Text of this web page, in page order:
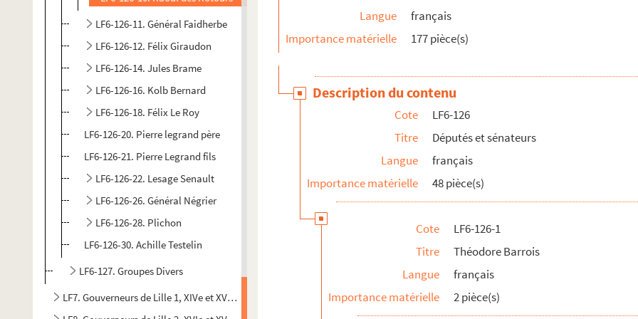
LF6-126-11. Général Faidherbe
LF6-126-12. Félix Giraudon
LF6-126-14. Jules Brame
LF6-126-16. Kolb Bernard
LF6-126-18. Félix Le Roy
LF6-126-20. Pierre legrand père
LF6-126-21. Pierre Legrand fils
LF6-126-22. Lesage Senault
LF6-126-26. Général Négrier
LF6-126-28. Plichon
LF6-126-30. Achille Testelin
LF6-127. Groupes Divers
LF7. Gouverneurs de Lille 1, XIVe et XVe siècles
Langue
français
Importance matérielle
177 pièce(s)
Description du contenu
Cote
LF6-126
Titre
Députés et sénateurs
Langue
français
Importance matérielle
48 pièce(s)
Cote
LF6-126-1
Titre
Théodore Barrois
Langue
français
Importance matérielle
2 pièce(s)